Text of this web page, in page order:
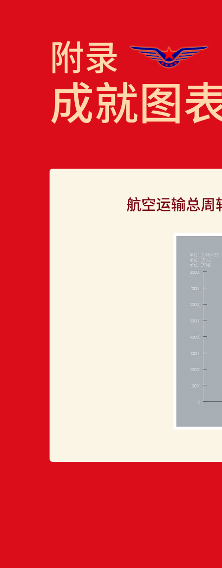
附录
成就图
航空运输总周